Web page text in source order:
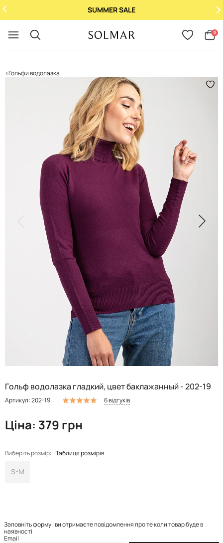
SUMMER SALE
0
Гольфи водолазка
Гольф водолазка гладкий, цвет баклажанный - 202-19
Артикул: 202-19 6 відгуків
Ціна: 379 грн
Виберіть розмір: Таблиця розмірів
S-M
Заповніть форму і ви отримаєте повідомлення про те коли товар буде в
наявності
Email